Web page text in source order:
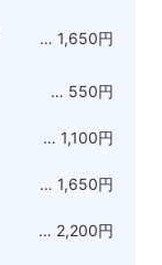
… 1,650円
… 550円
… 1,100円
… 1,650円
… 2,200円